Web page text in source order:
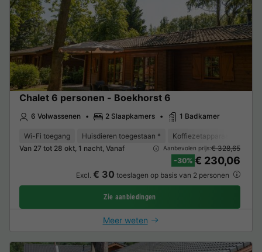
Chalet 6 personen - Boekhorst 6
6 Volwassenen 2 Slaapkamers 1 Badkamer
Wi-Fi toegang Huisdieren toegestaan * Koffiezetapparaat
Van 27 tot 28 okt, 1 nacht, Vanaf
Aanbevolen prijs:€ 328,65
-30% € 230,06
Excl. € 30 toeslagen op basis van 2 personen
Zie aanbiedingen
Meer weten